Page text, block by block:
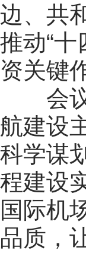
边、共
推动“
资关键
会议
航建设
科学谋
程建设
国际机
品质，